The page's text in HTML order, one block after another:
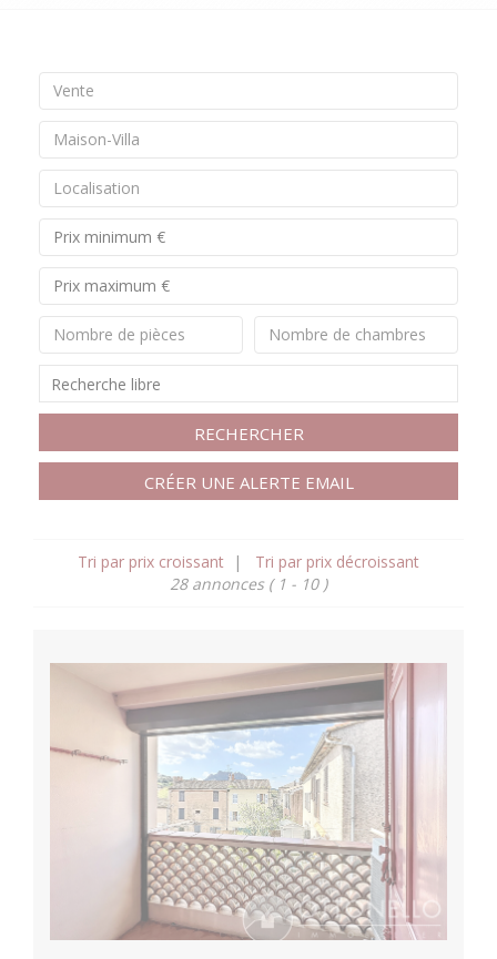
Vente
Maison-Villa
Localisation
Nombre de pièces Nombre de chambres
RECHERCHER
CRÉER UNE ALERTE EMAIL
Tri par prix croissant |
Tri par prix décroissant
28 annonces ( 1 - 10 )